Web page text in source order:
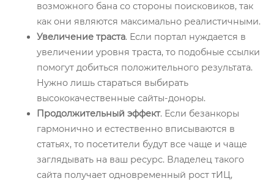
возможного бана со стороны поисковиков, так
как они являются максимально реалистичными.
Увеличение траста. Если портал нуждается в
увеличении уровня траста, то подобные ссылки
помогут добиться положительного результата.
Нужно лишь стараться выбирать
высококачественные сайты-доноры.
Продолжительный эффект. Если безанкоры
гармонично и естественно вписываются в
статьях, то посетители будут все чаще и чаще
заглядывать на ваш ресурс. Владелец такого
сайта получает одновременный рост тИЦ,